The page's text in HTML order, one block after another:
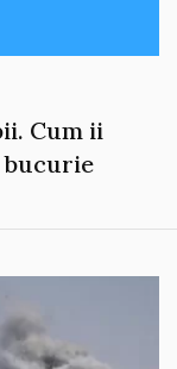
Cum ii
bucurie